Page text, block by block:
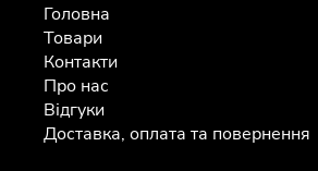
Головна
Товари
Контакти
Про нас
Відгуки
Доставка, оплата та повернення